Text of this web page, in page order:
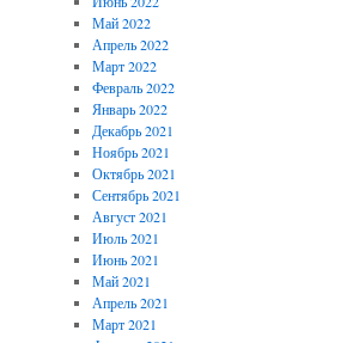
Май 2022
Апрель 2022
Март 2022
Февраль 2022
Январь 2022
Декабрь 2021
Ноябрь 2021
Октябрь 2021
Сентябрь 2021
Август 2021
Июль 2021
Июнь 2021
Май 2021
Апрель 2021
Март 2021